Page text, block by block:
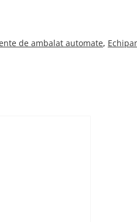
de ambalat automate,